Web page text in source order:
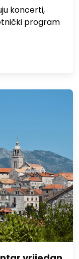
koncerti,
program